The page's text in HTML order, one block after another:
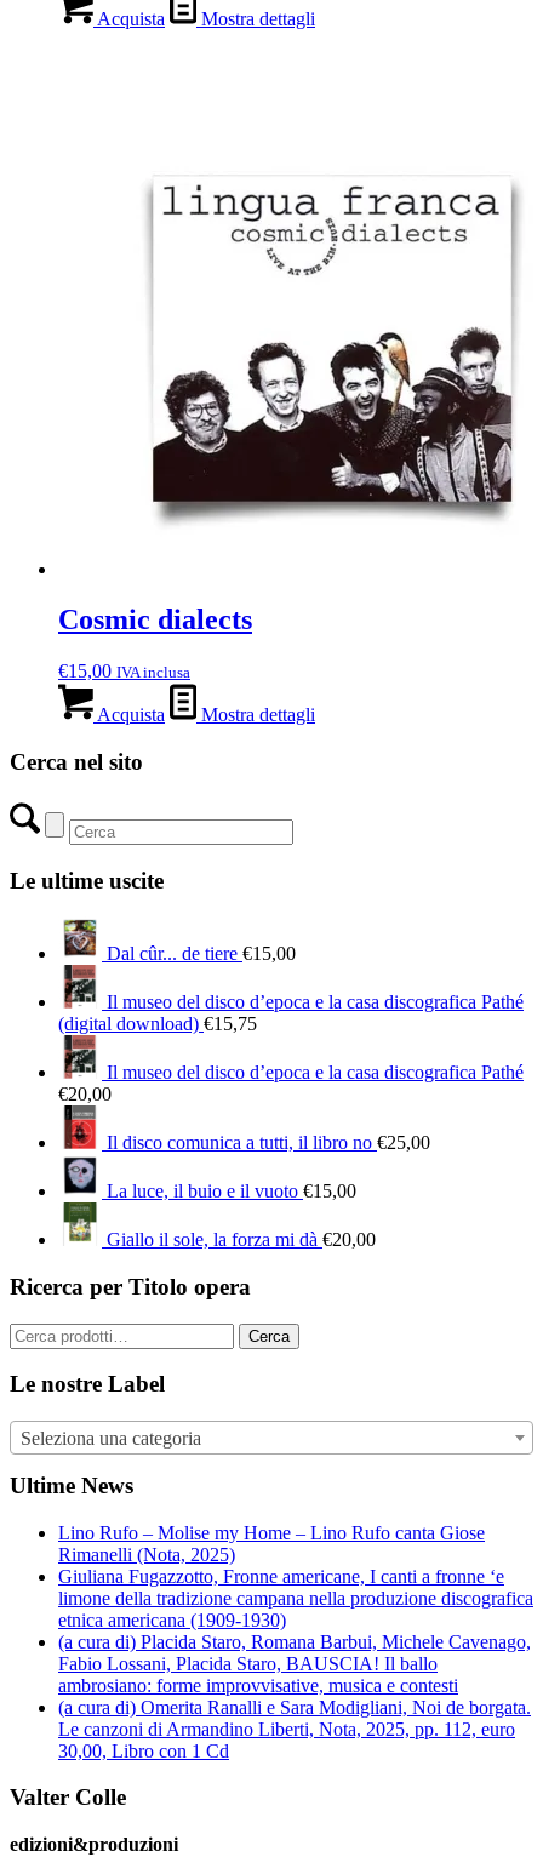
Acquista Mostra dettagli
Cosmic dialects
€15,00 IVA inclusa
Acquista Mostra dettagli
Cerca nel sito
Le ultime uscite
Dal cûr... de tiere €15,00
Il museo del disco d’epoca e la casa discografica Pathé
(digital download) €15,75
Il museo del disco d’epoca e la casa discografica Pathé
€20,00
Il disco comunica a tutti, il libro no €25,00
La luce, il buio e il vuoto €15,00
Giallo il sole, la forza mi dà €20,00
Ricerca per Titolo opera
Cerca: Cerca
Le nostre Label
Seleziona una categoria
Ultime News
Lino Rufo – Molise my Home – Lino Rufo canta Giose
Rimanelli (Nota, 2025)
Giuliana Fugazzotto, Fronne americane, I canti a fronne ‘e
limone della tradizione campana nella produzione discografica
etnica americana (1909-1930)
(a cura di) Placida Staro, Romana Barbui, Michele Cavenago,
Fabio Lossani, Placida Staro, BAUSCIA! Il ballo
ambrosiano: forme improvvisative, musica e contesti
(a cura di) Omerita Ranalli e Sara Modigliani, Noi de borgata.
Le canzoni di Armandino Liberti, Nota, 2025, pp. 112, euro
30,00, Libro con 1 Cd
Valter Colle
edizioni&produzioni